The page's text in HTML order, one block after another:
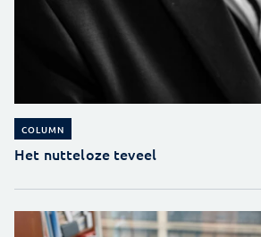
COLUMN
Het nutteloze teveel